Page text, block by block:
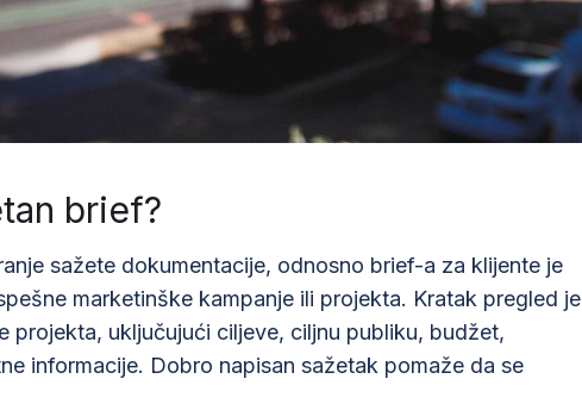
brief?
sažete dokumentacije, odnosno brief-a za klijente je
marketinške kampanje ili projekta. Kratak pregled je
projekta, uključujući ciljeve, ciljnu publiku, budžet,
informacije. Dobro napisan sažetak pomaže da se